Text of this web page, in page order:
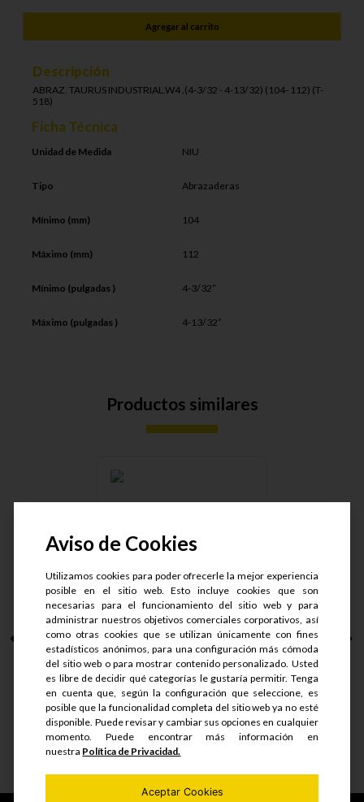
Agregar al carrito
Descripción
ABRAZ. TAURUS INDUSTRIAL.W4 .(4-3/32 - 4-13/32) (104- 112) (T-
518)
Ficha Técnica
Unidad de Medida NIU
Tipo Abrazaderas
Mínimo (mm) 104
Máximo (mm) 112
Mínimo (pulgadas ) 4-3/32”
Máximo (pulgadas ) 4-13/32”
Productos similares
ABRAZ. INDUSTRIAL
S/.50.95
S/.38.22
Ver detalle
Aviso de Cookies
Utilizamos cookies para poder ofrecerle la mejor experiencia
posible en el sitio web. Esto incluye cookies que son
necesarias para el funcionamiento del sitio web y para
administrar nuestros objetivos comerciales corporativos, así
como otras cookies que se utilizan únicamente con fines
estadísticos anónimos, para una configuración más cómoda
del sitio web o para mostrar contenido personalizado. Usted
es libre de decidir qué categorías le gustaría permitir. Tenga
en cuenta que, según la configuración que seleccione, es
posible que la funcionalidad completa del sitio web ya no esté
disponible. Puede revisar y cambiar sus opciones en cualquier
momento. Puede encontrar más información en
nuestra Política de Privacidad.
Aceptar Cookies